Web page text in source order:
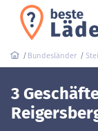
Bundesländer
3